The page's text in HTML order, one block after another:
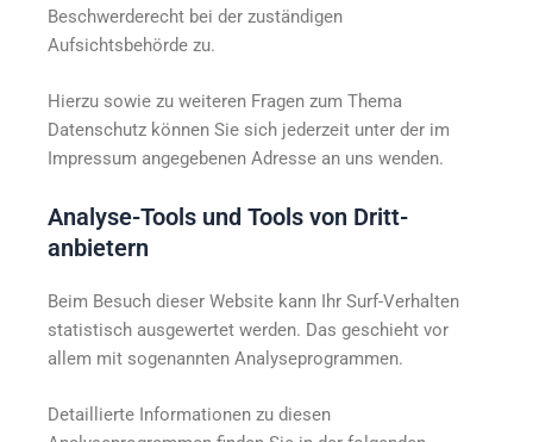
Beschwerderecht bei der zuständigen
Aufsichtsbehörde zu.
Hierzu sowie zu weiteren Fragen zum Thema
Datenschutz können Sie sich jederzeit unter der im
Impressum angegebenen Adresse an uns wenden.
Analyse-Tools und Tools von Dritt­
anbietern
Beim Besuch dieser Website kann Ihr Surf-Verhalten
statistisch ausgewertet werden. Das geschieht vor
allem mit sogenannten Analyseprogrammen.
Detaillierte Informationen zu diesen